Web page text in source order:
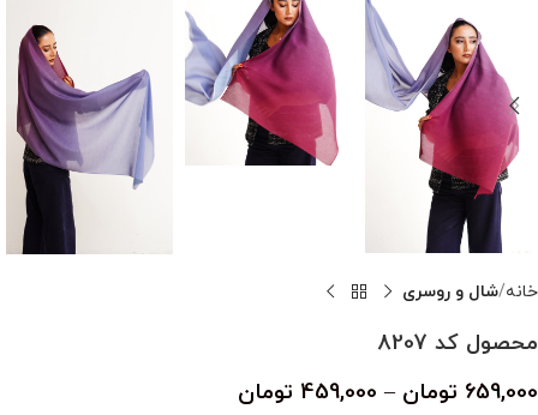
خانه شال و روسری
محصول کد 8207
659,000 تومان –
459,000 تومان